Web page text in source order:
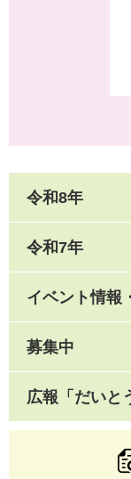
令和8年
令和7年
イベント情報
募集中
広報「だいと